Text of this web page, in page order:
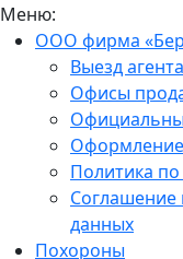
Меню:
ООО фирма
Выезд агента
Офисы
Оформление
Политика
Соглашение
данных
Похороны